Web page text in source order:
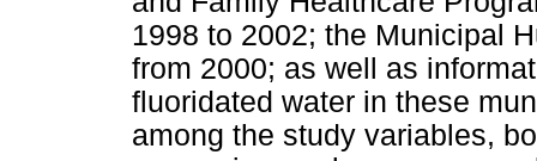
1998 to 2002; the Municipal
from 2000; as well as
fluoridated water in these
among the study variables,